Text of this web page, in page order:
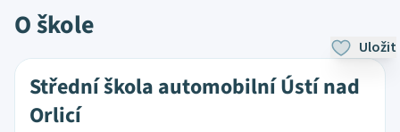
O škole
Uložit
Střední škola automobilní Ústí nad
Orlicí